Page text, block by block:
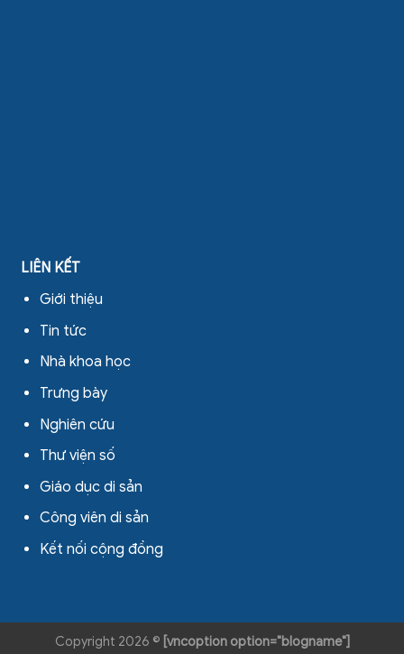
LIÊN KẾT
Giới thiệu
Tin tức
Nhà khoa học
Trưng bày
Nghiên cứu
Thư viện số
Giáo dục di sản
Công viên di sản
Kết nối cộng đồng
Copyright 2026 © [vncoption option="blogname"]